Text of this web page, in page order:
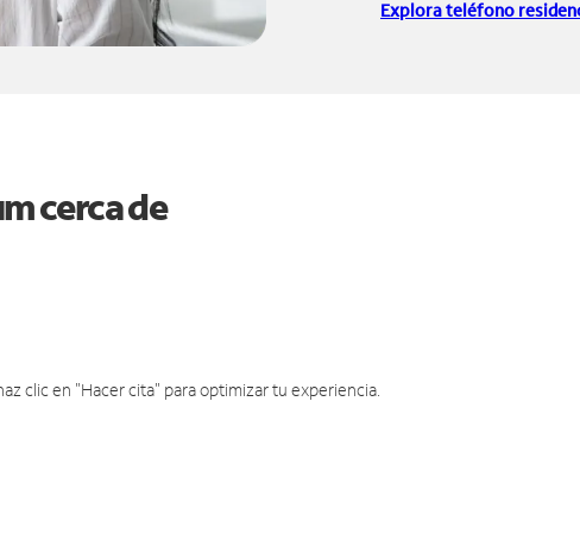
Explora teléfono
cerca de
clic en "Hacer cita" para optimizar tu experiencia.